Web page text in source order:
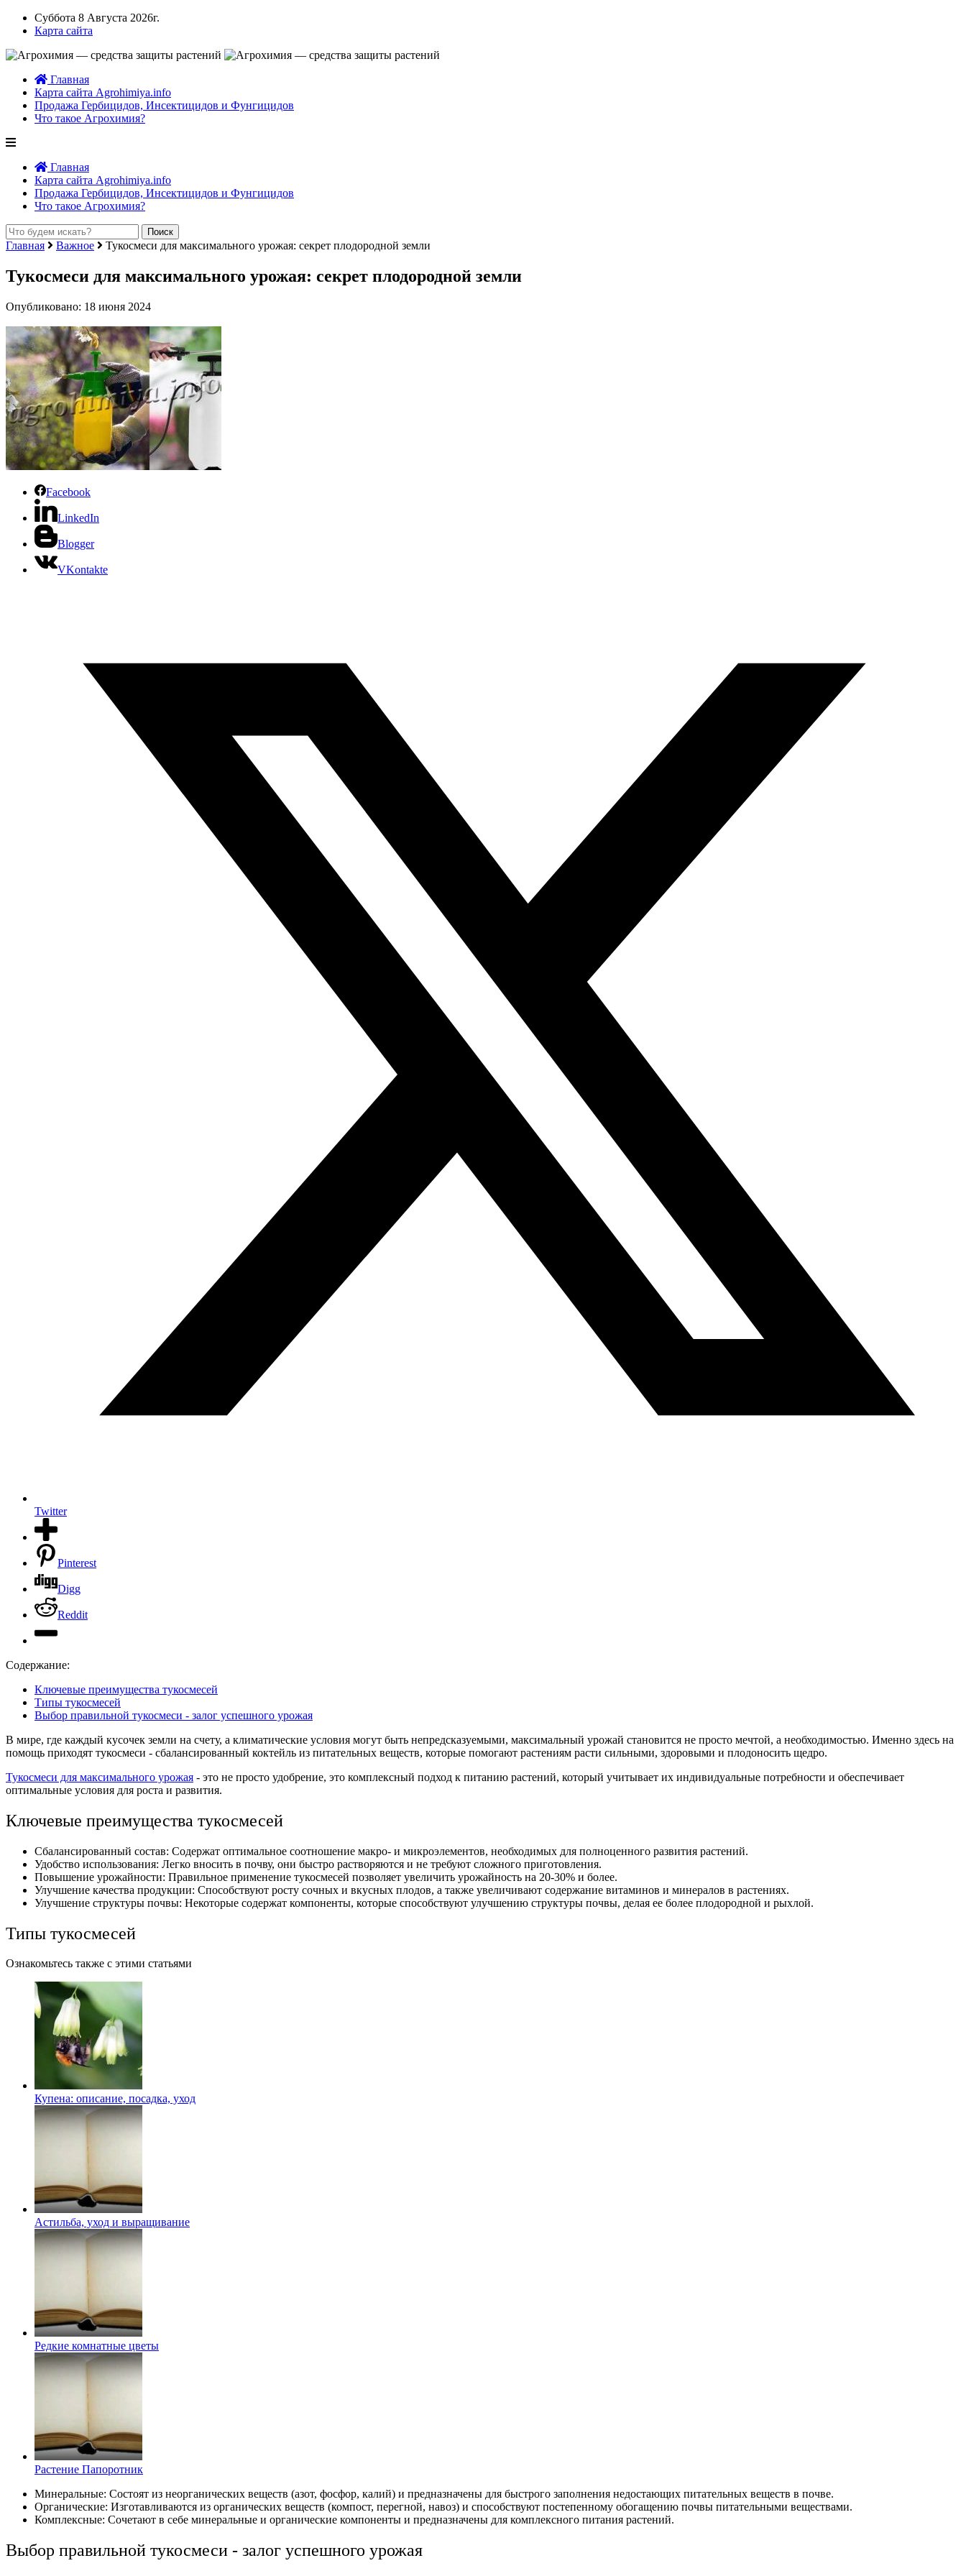
Суббота 8 Августа 2026г.
Карта сайта
Главная
Карта сайта Agrohimiya.info
Продажа Гербицидов, Инсектицидов и Фунгицидов
Что такое Агрохимия?
Главная
Карта сайта Agrohimiya.info
Продажа Гербицидов, Инсектицидов и Фунгицидов
Что такое Агрохимия?
Главная Важное Тукосмеси для максимального урожая: секрет плодородной земли
Тукосмеси для максимального урожая: секрет плодородной земли
Опубликовано: 18 июня 2024
Facebook
LinkedIn
Blogger
VKontakte
Twitter
Pinterest
Digg
Reddit
Содержание:
Ключевые преимущества тукосмесей
Типы тукосмесей
Выбор правильной тукосмеси - залог успешного урожая
В мире, где каждый кусочек земли на счету, а климатические условия могут быть непредсказуемыми, максимальный урожай становится не просто мечтой, а необходимостью. Именно здесь на
помощь приходят тукосмеси - сбалансированный коктейль из питательных веществ, которые помогают растениям расти сильными, здоровыми и плодоносить щедро.
Тукосмеси для максимального урожая - это не просто удобрение, это комплексный подход к питанию растений, который учитывает их индивидуальные потребности и обеспечивает
оптимальные условия для роста и развития.
Ключевые преимущества тукосмесей
Сбалансированный состав: Содержат оптимальное соотношение макро- и микроэлементов, необходимых для полноценного развития растений.
Удобство использования: Легко вносить в почву, они быстро растворяются и не требуют сложного приготовления.
Повышение урожайности: Правильное применение тукосмесей позволяет увеличить урожайность на 20-30% и более.
Улучшение качества продукции: Способствуют росту сочных и вкусных плодов, а также увеличивают содержание витаминов и минералов в растениях.
Улучшение структуры почвы: Некоторые содержат компоненты, которые способствуют улучшению структуры почвы, делая ее более плодородной и рыхлой.
Типы тукосмесей
Ознакомьтесь также с этими статьями
Купена: описание, посадка, уход
Астильба, уход и выращивание
Редкие комнатные цветы
Растение Папоротник
Минеральные: Состоят из неорганических веществ (азот, фосфор, калий) и предназначены для быстрого заполнения недостающих питательных веществ в почве.
Органические: Изготавливаются из органических веществ (компост, перегной, навоз) и способствуют постепенному обогащению почвы питательными веществами.
Комплексные: Сочетают в себе минеральные и органические компоненты и предназначены для комплексного питания растений.
Выбор правильной тукосмеси - залог успешного урожая